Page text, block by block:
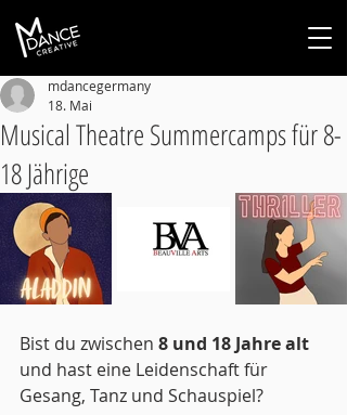
Musical Theatre Summercamps für 8-
18 Jährige
mdancegermany
18. Mai
Bist du zwischen 8 und 18 Jahre alt
und hast eine Leidenschaft für
Gesang, Tanz und Schauspiel?